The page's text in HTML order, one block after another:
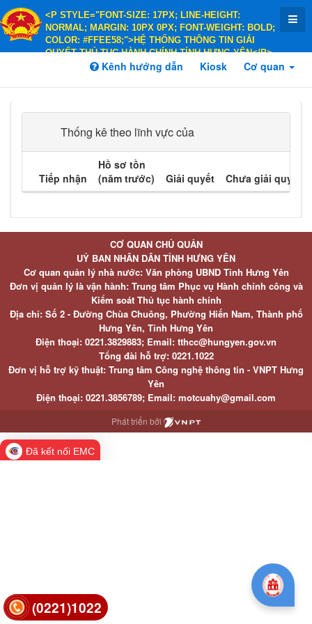
<P STYLE="FONT-SIZE: 17PX; LINE-HEIGHT:
NORMAL; MARGIN: 10PX 0PX; FONT-WEIGHT: BOLD;
COLOR: #FFEE58;">HỆ THỐNG THÔNG TIN GIẢI
QUYẾT THỦ TỤC HÀNH CHÍNH TỈNH HƯNG YÊN</P>
<P STYLE="FONT-SIZE: 14PX; LINE-HEIGHT:
COLOR: #FFEE58;">HÀNH CHÍNH PHỤC VỤ</P>
Kênh hướng dẫn Kiosk Cơ quan
Thống kê theo lĩnh vực của
Tiếp nhận
Hồ sơ tồn
(năm trước)
Giải quyết Chưa giải quyết
(0221)1022
CƠ QUAN CHỦ QUẢN
UỶ BAN NHÂN DÂN TỈNH HƯNG YÊN
Cơ quan quản lý nhà nước: Văn phòng UBND Tỉnh Hưng Yên
Đơn vị quản lý là vận hành: Trung tâm Phục vụ Hành chính công và
Kiểm soát Thủ tục hành chính
Địa chỉ: Số 2 - Đường Chùa Chuông, Phường Hiến Nam, Thành phố
Hưng Yên, Tỉnh Hưng Yên
Điện thoại: 0221.3829883; Email: tthcc@hungyen.gov.vn
Tổng đài hỗ trợ: 0221.1022
Đơn vị hỗ trợ kỹ thuật: Trung tâm Công nghệ thông tin - VNPT Hưng
Yên
Điện thoại: 0221.3856789; Email: motcuahy@gmail.com
Phát triển bởi
Đã kết nối EMC